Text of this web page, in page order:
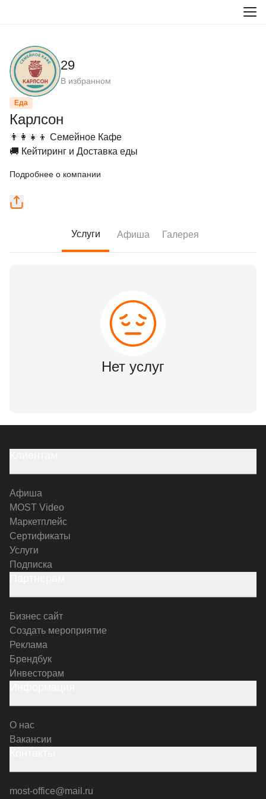
29
В избранном
Еда
Карлсон
👨‍👩‍👧‍👦 Семейное Кафе
🚚 Кейтиринг и Доставка еды
Подробнее о компании
Услуги Афиша Галерея
Нет услуг
Афиша
MOST Video
Маркетплейс
Сертификаты
Услуги
Подписка
Бизнес сайт
Создать мероприятие
Реклама
Брендбук
Инвесторам
О нас
Вакансии
most-office@mail.ru